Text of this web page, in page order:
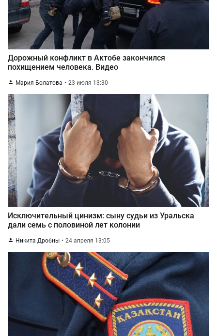
Дорожный конфликт в Актобе закончился
похищением человека. Видео
Мария Болатова 23 июля 13:30
Исключительный цинизм: сыну судьи из Уральска
дали семь с половиной лет колонии
Никита Дробны 24 апреля 13:05